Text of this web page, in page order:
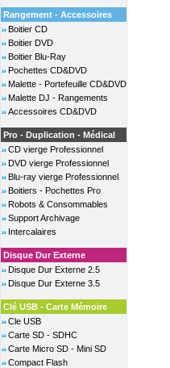
Rangement - Accessoires
Boitier CD
Boitier DVD
Boitier Blu-Ray
Pochettes CD&DVD
Malette - Portefeuille CD&DVD
Malette DJ - Rangements
Accessoires CD&DVD
Pro - Duplication - Médical
CD vierge Professionnel
DVD vierge Professionnel
Blu-ray vierge Professionnel
Boitiers - Pochettes Pro
Robots & Consommables
Support Archivage
Intercalaires
Disque Dur Externe
Disque Dur Externe 2.5
Disque Dur Externe 3.5
Clé USB - Carte Mémoire
Cle USB
Carte SD - SDHC
Carte Micro SD - Mini SD
Compact Flash